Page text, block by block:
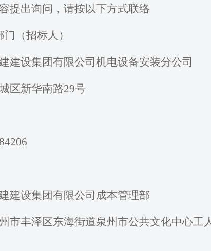
提出询问，请按以下方式联络
（招标人）
建设集团有限公司 机电设备安装分公司
区新华南路29号
建设集团有限公司成本管理部
市丰泽区东海街道泉州市公共文化中心工